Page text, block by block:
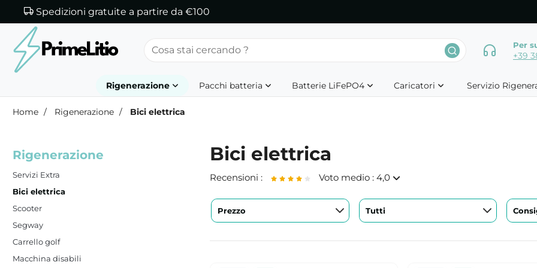
Spedizioni gratuite a partire da €100
Per
+39
Rigenerazione Pacchi batteria Batterie LiFePO4 Caricatori Servizio
Home Rigenerazione Bici elettrica
Rigenerazione
Servizi Extra
Bici elettrica
Scooter
Segway
Carrello golf
Macchina disabili
Bici elettrica
Recensioni : Voto medio : 4,0
Rigenerazione batteria al litio 48V
Rigenerazione batteria al litio
Prezzo Tutti